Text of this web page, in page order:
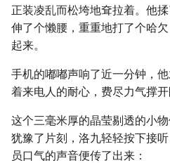
正装凌乱而松垮地耷拉着。他
伸了个懒腰，重重地打了个哈
起来。
手机的嘟嘟声响了近一分钟，
着来电人的耐心，费尽力气撑开
这个三毫米厚的晶莹剔透的小
犹豫了片刻，洛九轻轻按下接
员口气的声音便传了出来：